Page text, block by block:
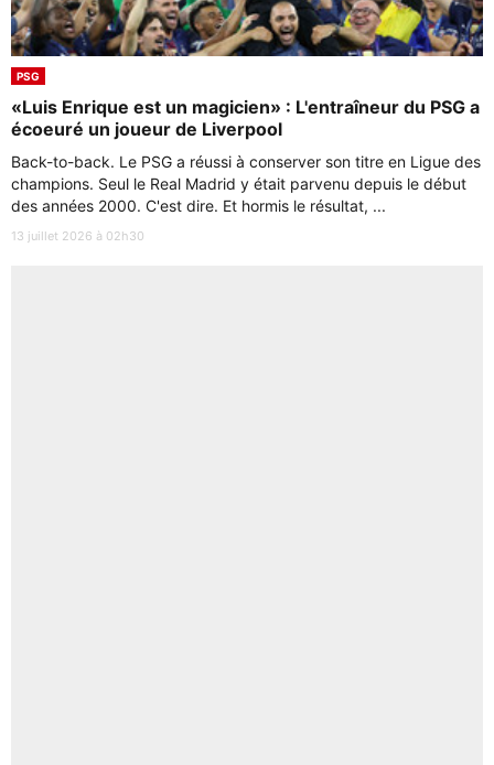
PSG
«Luis Enrique est un magicien» : L'entraîneur du PSG a
écoeuré un joueur de Liverpool
Back-to-back. Le PSG a réussi à conserver son titre en Ligue des
champions. Seul le Real Madrid y était parvenu depuis le début
des années 2000. C'est dire. Et hormis le résultat, ...
13 juillet 2026 à 02h30